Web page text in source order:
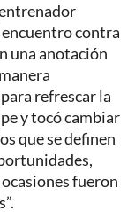
contra
una anotación
refrescar la
y tocó cambiar
que se definen
fueron